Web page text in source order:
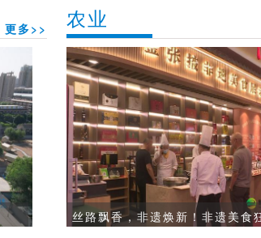
更多>> 农业
丝路飘香，非遗焕新！非遗美食